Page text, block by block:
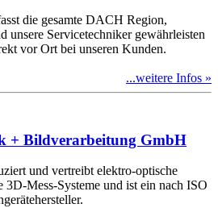
die gesamte DACH Region,
unsere Servicetechniker gewährleisten
vor Ort bei unseren Kunden.
...weitere Infos »
+ Bildverarbeitung GmbH
und vertreibt elektro-optische
3D-Mess-Systeme und ist ein nach ISO